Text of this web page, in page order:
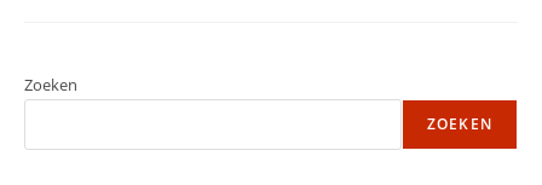
Zoeken
ZOEKEN